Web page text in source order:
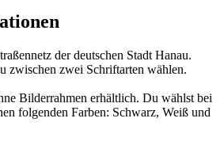
der deutschen Stadt Hanau.
zwischen zwei Schriftarten wählen.
Bilderrahmen erhältlich. Du wählst bei
folgenden Farben: Schwarz, Weiß und